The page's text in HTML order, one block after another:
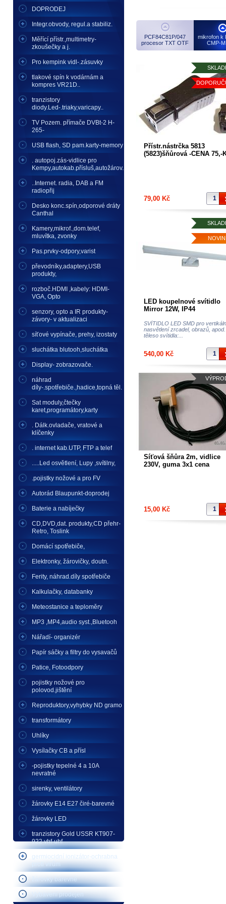
DOPRODEJ
Integr.obvody, regul.a stabiliz.
Měřící přístr.,multimetry-
zkoušečky a j.
Pro kempink vidl-.zásuvky
tlakové spín k vodárnám a
kompres VR21D..
tranzistory
diody.Led-.triaky,varicapy..
TV Pozem. přímače DVBt-2 H-
265-
USB flash, SD pam.karty-memory
. autopoj.zás-vidlice pro
Kempy,autokab.přísluš,autožárov.
..Internet. radia, DAB a FM
radiopřij
Desko konc.spín,odporové dráty
Canthal
Kamery,mikrof.,dom.telef,
mluvítka, zvonky
Pas.prvky-odpory,varist
převodníky,adaptery,USB
produkty,
rozboč.HDMI ,kabely: HDMI-
VGA, Opto
senzory, opto a IR produkty-
závory- v aktualizaci
síťové vypínače, prehy, izostaty
sluchátka blutooh,sluchátka
Display- zobrazovače.
náhrad
díly-.spotřebiče.,hadice,topná těl.
Sat moduly,čtečky
karet,programátory,karty
. Dálk.ovladače, vratové a
klíčenky
. internet kab.UTP, FTP a telef
.....Led osvětlení, Lupy ,svítilny,
.pojistky nožové a pro FV
Autorád Blaupunkt-doprodej
Baterie a nabíječky
CD,DVD,dat. produkty,CD přehr-
Retro, Toslink
Domácí spotřebiče,
Elektronky, žárovičky, doutn.
Ferity, náhrad.díly spotřebiče
Kalkulačky, databanky
Meteostanice a teploměry
MP3 ,MP4,audio syst.,Bluetooh
Nářadí- organizér
Papír sáčky a filtry do vysavačů
Patice, Fotoodpory
pojistky nožové pro
polovod.jištění
Reproduktory,vyhybky ND gramo
transformátory
Uhlíky
Vysílačky CB a přísl
-pojistky tepelné 4 a 10A
nevratné
sirenky, ventilátory
žárovky E14 E27 čiré-barevné
žárovky LED
tranzistory Gold USSR KT907-
922 vhf-uhf
germiocidní ionizátor-ochrabna
proti virům
žárovky barevné
Vybavení prodejen
PCF84C81P/047
procesor TXT OTF
mikrofon k
CMP-
Přístr.nástrčka 5813
(5823)šňůrová -CENA 75,-
79,00 Kč
LED koupelnové svítidlo
Mirror 12W, IP44
SVÍTIDLO LED SMD pro
nasvětlení zrcadel, obrazů, apod.
těleso svítidla:...
540,00 Kč
Síťová šňůra 2m, vidlice
230V, guma 3x1 cena
15,00 Kč